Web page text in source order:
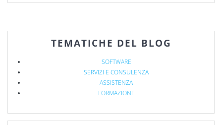
TEMATICHE DEL BLOG
SOFTWARE
SERVIZI E CONSULENZA
ASSISTENZA
FORMAZIONE